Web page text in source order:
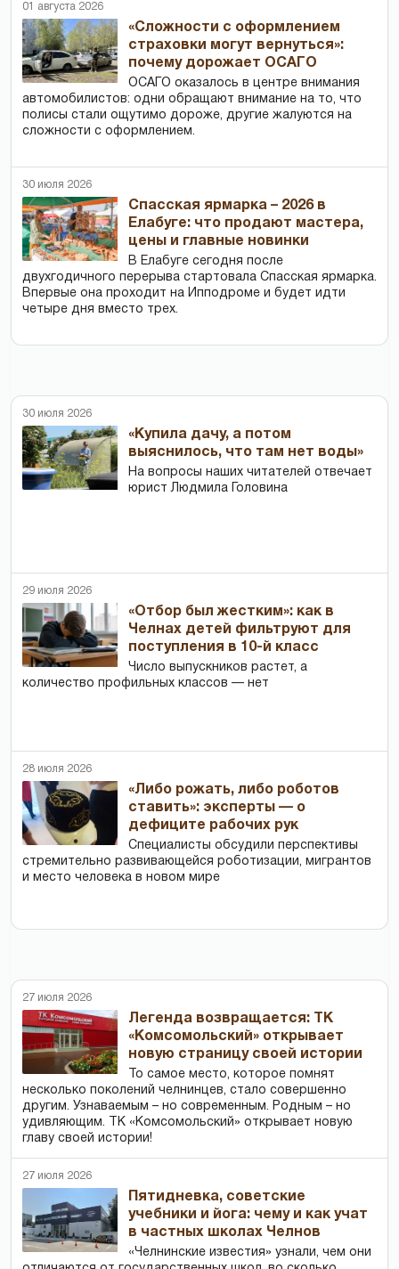
01 августа 2026
«Сложности с оформлением
страховки могут вернуться»:
почему дорожает ОСАГО
ОСАГО оказалось в центре внимания
автомобилистов: одни обращают внимание на то, что
полисы стали ощутимо дороже, другие жалуются на
сложности с оформлением.
30 июля 2026
Спасская ярмарка – 2026 в
Елабуге: что продают мастера,
цены и главные новинки
В Елабуге сегодня после
двухгодичного перерыва стартовала Спасская ярмарка.
Впервые она проходит на Ипподроме и будет идти
четыре дня вместо трех.
30 июля 2026
«Купила дачу, а потом
выяснилось, что там нет воды»
На вопросы наших читателей отвечает
юрист Людмила Головина
29 июля 2026
«Отбор был жестким»: как в
Челнах детей фильтруют для
поступления в 10-й класс
Число выпускников растет, а
количество профильных классов — нет
28 июля 2026
«Либо рожать, либо роботов
ставить»: эксперты — о
дефиците рабочих рук
Специалисты обсудили перспективы
стремительно развивающейся роботизации, мигрантов
и место человека в новом мире
27 июля 2026
Легенда возвращается: ТК
«Комсомольский» открывает
новую страницу своей истории
То самое место, которое помнят
несколько поколений челнинцев, стало совершенно
другим. Узнаваемым – но современным. Родным – но
удивляющим. ТК «Комсомольский» открывает новую
главу своей истории!
27 июля 2026
Пятидневка, советские
учебники и йога: чему и как учат
в частных школах Челнов
«Челнинские известия» узнали, чем они